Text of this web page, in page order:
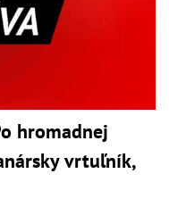
hromadnej
vrtuľník,